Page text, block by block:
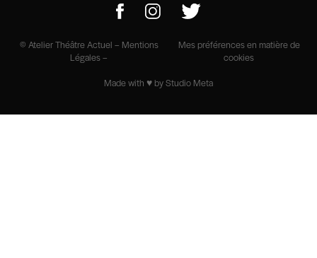
© Atelier Théâtre Actuel – Mentions
Légales–
Mes préférences en matière de
cookies
Made with ♥ by Studio Meta